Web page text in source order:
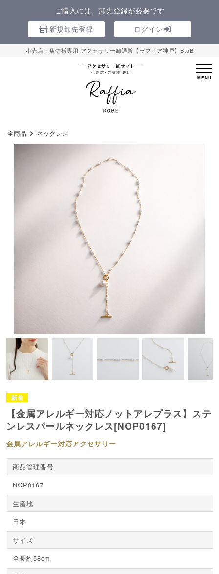
ご購入には、卸先登録が必要です
新規卸先登録
ログイン
小売店・店舗様専用 アクセサリー卸通販【ラフィア神戸】BtoB
全商品 ネックレス
【金属アレルギー対応ノットアレプラス】ステ
ンレスパールネックレス[NOP0167]
金属アレルギー対応アクセサリー
商品管理番号
NOP0167
生産地
日本
サイズ
全長約58cm